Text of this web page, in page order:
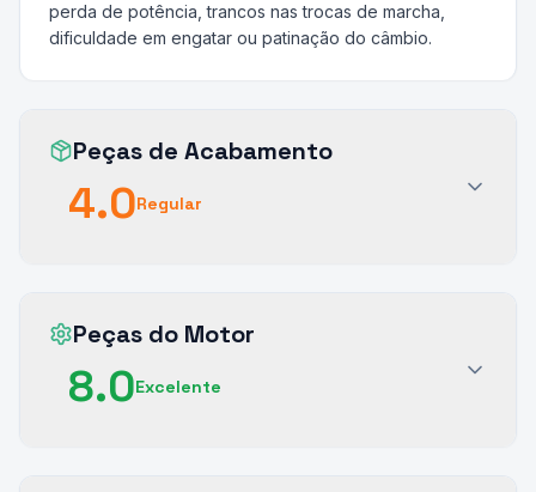
perda de potência, trancos nas trocas de marcha,
dificuldade em engatar ou patinação do câmbio.
Peças de Acabamento
4.0Regular
Peças do Motor
8.0Excelente